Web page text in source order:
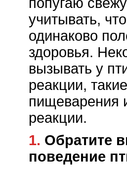
учитывать,
одинаково
здоровья.
вызывать у
реакции,
пищеварения
реакции.
1. Обратите внимание на
поведение